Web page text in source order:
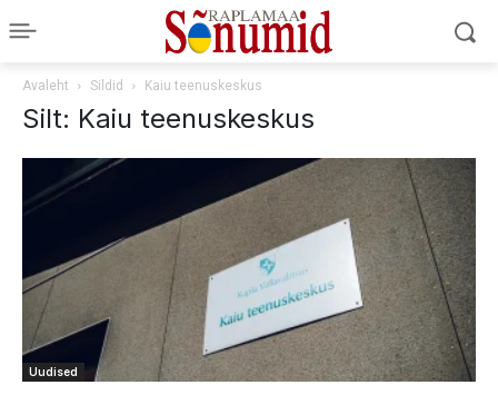
Avaleht Sildid Kaiu teenuskeskus
Silt: Kaiu teenuskeskus
Uudised